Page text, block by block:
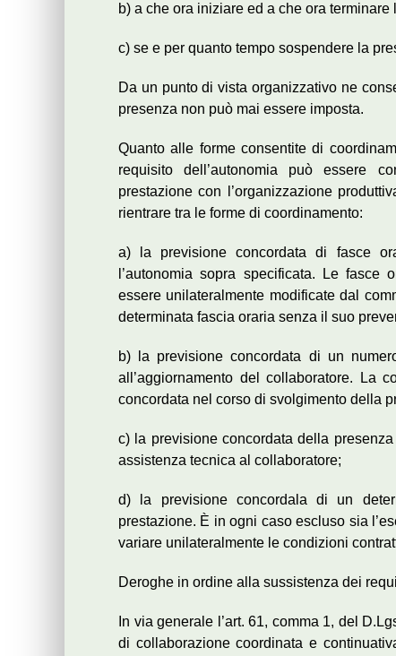
b) a che ora iniziare ed a che ora
c) se e per quanto tempo sospendere la
Da un punto di vista organizzativo ne
presenza non può mai essere imposta.
Quanto alle forme consentite di
requisito dell’autonomia può essere
prestazione con l’organizzazione
rientrare tra le forme di coordinamento:
a) la previsione concordata di fasce
l’autonomia sopra specificata. Le
essere unilateralmente modificate dal
determinata fascia oraria senza il suo
b) la previsione concordata di un
all’aggiornamento del collaboratore. La
concordata nel corso di svolgimento della
c) la previsione concordata della
assistenza tecnica al collaboratore;
d) la previsione concordala di un
prestazione. È in ogni caso escluso sia
variare unilateralmente le condizioni
Deroghe in ordine alla sussistenza dei
In via generale l’art. 61, comma 1, del
di collaborazione coordinata e